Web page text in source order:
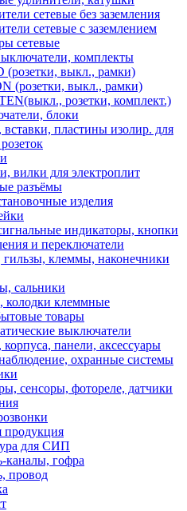
сетевые без заземления
сетевые с заземлением
сетевые
комплекты
(розетки, выкл., рамки)
(розетки, выкл., рамки)
розетки, комплект.)
блоки
пластины изолир. для
вилки для электроплит
разъёмы
изделия
индикаторы, кнопки
и переключатели
клеммы, наконечники
сальники
клеммные
товары
выключатели
панели, аксессуары
охранные системы
сенсоры, фотореле, датчики
продукция
для СИП
каналы, гофра
провод